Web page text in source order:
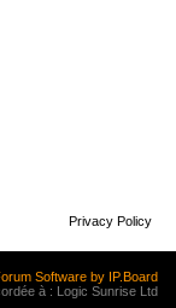
Privacy Policy
Software by IP.Board
à : Logic Sunrise Ltd